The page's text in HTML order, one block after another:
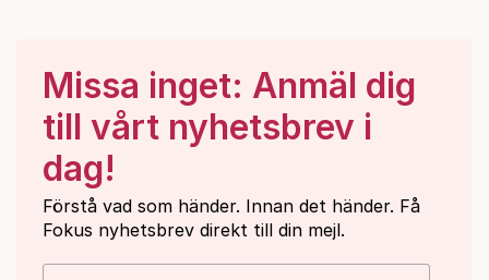
Missa inget: Anmäl dig
till vårt nyhetsbrev i
dag!
Förstå vad som händer. Innan det händer. Få
Fokus nyhetsbrev direkt till din mejl.